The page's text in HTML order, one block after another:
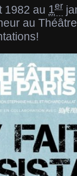
1982 au 1er
au